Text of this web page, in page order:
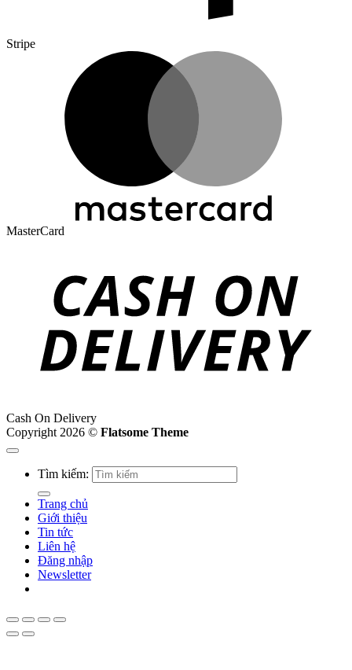
Stripe
MasterCard
Cash On Delivery
Copyright 2026 © Flatsome Theme
Tìm kiếm:
Trang chủ
Giới thiệu
Tin tức
Liên hệ
Đăng nhập
Newsletter